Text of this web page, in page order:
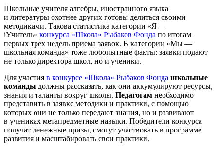
Школьные учителя алгебры, иностранного языка
и литературы охотнее других готовы делиться своими
методиками. Такова статистика категории «Я —
iУчитель» конкурса «Школа» Рыбаков Фонда по итогам
первых трех недель приема заявок. В категории «Мы —
школьная команда» тоже любопытные факты: заявки подают
не только директора школ, но и ученики.
Для участия в конкурсе «Школа» Рыбаков Фонда школьные
команды должны рассказать, как они аккумулируют ресурсы,
знания и таланты вокруг школы. Педагогам необходимо
представить в заявке методики и практики, с помощью
которых они не только передают знания, но и развивают
в учениках метапредметные навыки. Победители конкурса
получат денежные призы, смогут участвовать в программе
развития и масштабировать свои практики.